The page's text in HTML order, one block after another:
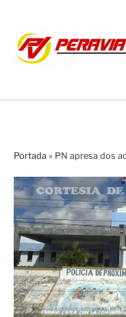
Portada » PN apresa dos